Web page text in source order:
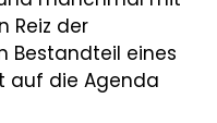
Reiz der
Bestandteil eines
auf die Agenda